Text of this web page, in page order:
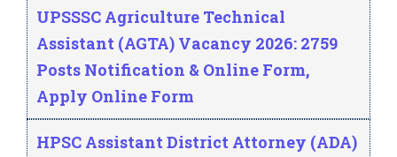
UPSSSC Agriculture Technical
Assistant (AGTA) Vacancy 2026: 2759
Posts Notification & Online Form,
Apply Online Form
HPSC Assistant District Attorney (ADA)